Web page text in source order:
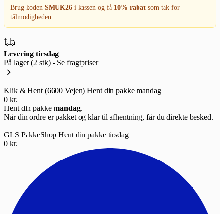
Brug koden SMUK26 i kassen og få 10% rabat som tak for
tålmodigheden.
Levering tirsdag
På lager(2 stk) - Se fragtpriser
Klik & Hent (6600 Vejen) Hent din pakke mandag
0 kr.
Hent din pakke mandag.
Når din ordre er pakket og klar til afhentning, får du direkte besked.
GLS PakkeShop Hent din pakke tirsdag
0 kr.